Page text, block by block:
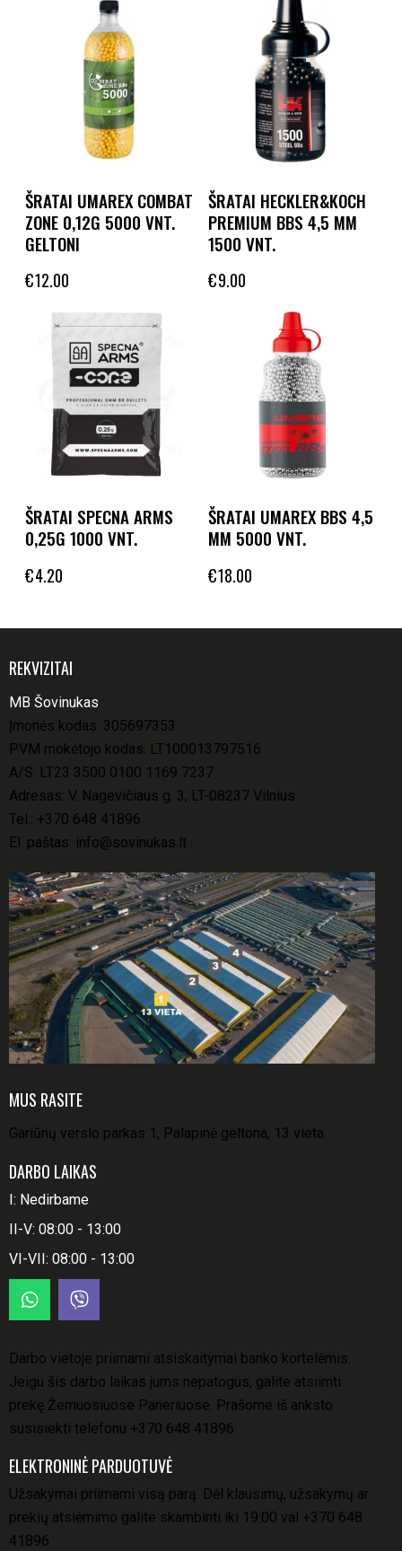
ŠRATAI UMAREX COMBAT
ZONE 0,12G 5000 VNT.
GELTONI
€12.00
ŠRATAI HECKLER&KOCH
PREMIUM BBS 4,5 MM
1500 VNT.
€9.00
ŠRATAI SPECNA ARMS
0,25G 1000 VNT.
€4.20
ŠRATAI UMAREX BBS 4,5
MM 5000 VNT.
€18.00
REKVIZITAI
MB Šovinukas
Įmonės kodas: 305697353
PVM mokėtojo kodas: LT100013797516
A/S: LT23 3500 0100 1169 7237
Adresas: V. Nagevičiaus g. 3, LT-08237 Vilnius
Tel.: +370 648 41896
El. paštas: info@sovinukas.lt
MUS RASITE
Gariūnų verslo parkas 1, Palapinė geltona, 13 vieta.
DARBO LAIKAS
I: Nedirbame
II-V: 08:00 - 13:00
VI-VII: 08:00 - 13:00
Darbo vietoje priimami atsiskaitymai banko kortelėmis.
Jeigu šis darbo laikas jums nepatogus, galite atsiimti
prekę Žemuosiuose Paneriuose. Prašome iš anksto
susisiekti telefonu +370 648 41896
ELEKTRONINĖ PARDUOTUVĖ
Užsakymai priimami visą parą. Dėl klausimų, užsakymų ar
prekių atsiėmimo galite skambinti iki 19:00 val +370 648
41896